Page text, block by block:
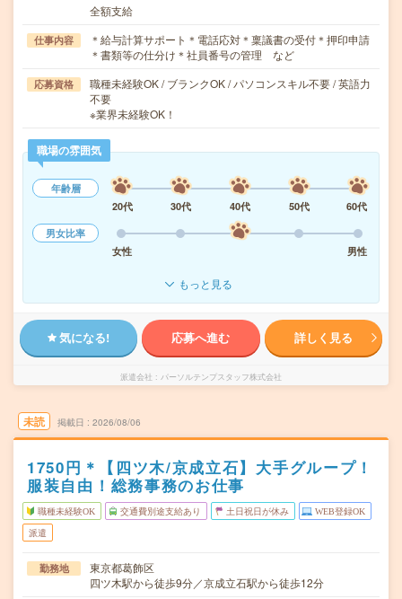
全額支給
仕事内容
＊給与計算サポート＊電話応対＊稟議書の受付＊押印申請
＊書類等の仕分け＊社員番号の管理 など
応募資格
職種未経験OK / ブランクOK / パソコンスキル不要 / 英語力
不要
※業界未経験OK！
職場の雰囲気
年齢層
20代
30代 40代 50代
60代
男女比率
女性
男性
もっと見る
気になる! 応募へ進む 詳しく見る
派遣会社 パーソルテンプスタッフ株式会社
未読 掲載日 2026/08/06
1750円＊【四ツ木/京成立石】大手グループ！
服装自由！総務事務のお仕事
職種未経験OK 交通費別途支給あり 土日祝日が休み WEB登録OK
派遣
勤務地
東京都葛飾区
四ツ木駅から徒歩9分／京成立石駅から徒歩12分